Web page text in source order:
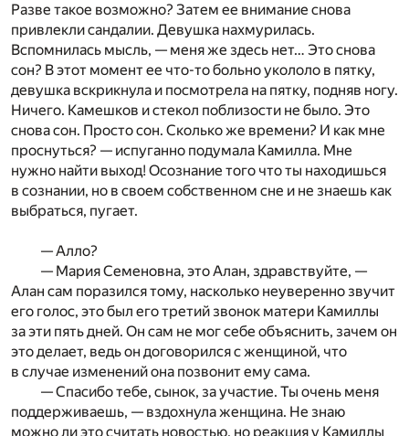
Разве такое возможно? Затем ее внимание снова
привлекли сандалии. Девушка нахмурилась.
Вспомнилась мысль, — меня же здесь нет… Это снова
сон? В этот момент ее что-то больно укололо в пятку,
девушка вскрикнула и посмотрела на пятку, подняв ногу.
Ничего. Камешков и стекол поблизости не было. Это
снова сон. Просто сон. Сколько же времени? И как мне
проснуться? — испуганно подумала Камилла. Мне
нужно найти выход! Осознание того что ты находишься
в сознании, но в своем собственном сне и не знаешь как
выбраться, пугает.
— Алло?
— Мария Семеновна, это Алан, здравствуйте, —
Алан сам поразился тому, насколько неуверенно звучит
его голос, это был его третий звонок матери Камиллы
за эти пять дней. Он сам не мог себе объяснить, зачем он
это делает, ведь он договорился с женщиной, что
в случае изменений она позвонит ему сама.
— Спасибо тебе, сынок, за участие. Ты очень меня
поддерживаешь, — вздохнула женщина. Не знаю
можно ли это считать новостью, но реакция у Камиллы